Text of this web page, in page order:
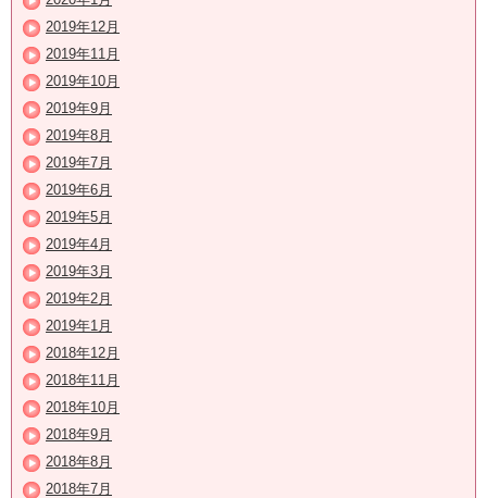
2019年12月
2019年11月
2019年10月
2019年9月
2019年8月
2019年7月
2019年6月
2019年5月
2019年4月
2019年3月
2019年2月
2019年1月
2018年12月
2018年11月
2018年10月
2018年9月
2018年8月
2018年7月